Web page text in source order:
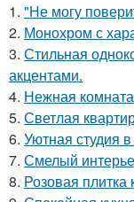
1. "Не могу
2. Монохром с
3. Стильная
акцентами.
4. Нежная
5. Светлая
6. Уютная студия
7. Смелый
8. Розовая плитка